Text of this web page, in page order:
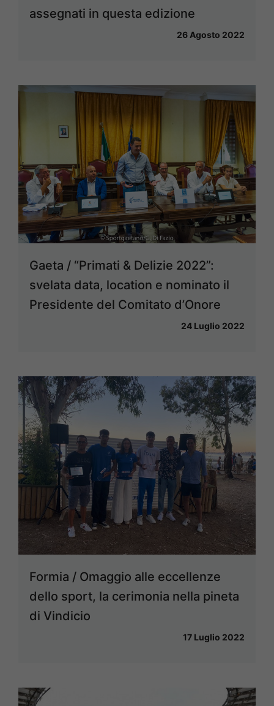
assegnati in questa edizione
26 Agosto 2022
Gaeta / “Primati & Delizie 2022”:
svelata data, location e nominato il
Presidente del Comitato d’Onore
24 Luglio 2022
Formia / Omaggio alle eccellenze
dello sport, la cerimonia nella pineta
di Vindicio
17 Luglio 2022